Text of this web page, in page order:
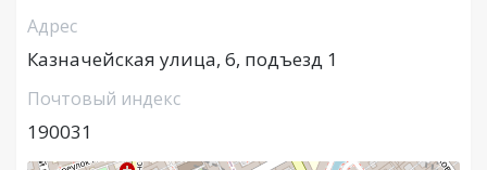
Адрес
Казначейская улица, 6, подъезд 1
Почтовый индекс
190031